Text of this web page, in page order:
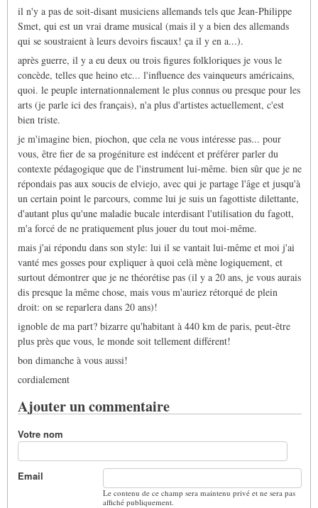
il n'y a pas de soit-disant musiciens allemands tels que Jean-Philippe
Smet, qui est un vrai drame musical (mais il y a bien des allemands
qui se soustraient à leurs devoirs fiscaux! ça il y en a...).
après guerre, il y a eu deux ou trois figures folkloriques je vous le
concède, telles que heino etc... l'influence des vainqueurs américains,
quoi. le peuple internationnalement le plus connus ou presque pour les
arts (je parle ici des français), n'a plus d'artistes actuellement, c'est
bien triste.
je m'imagine bien, piochon, que cela ne vous intéresse pas... pour
vous, être fier de sa progéniture est indécent et préférer parler du
contexte pédagogique que de l'instrument lui-même. bien sûr que je ne
répondais pas aux soucis de elviejo, avec qui je partage l'âge et jusqu'à
un certain point le parcours, comme lui je suis un fagottiste dilettante,
d'autant plus qu'une maladie bucale interdisant l'utilisation du fagott,
m'a forcé de ne pratiquement plus jouer du tout moi-même.
mais j'ai répondu dans son style: lui il se vantait lui-même et moi j'ai
vanté mes gosses pour expliquer à quoi celà mène logiquement, et
surtout démontrer que je ne théorétise pas (il y a 20 ans, je vous aurais
dis presque la même chose, mais vous m'auriez rétorqué de plein
droit: on se reparlera dans 20 ans)!
ignoble de ma part? bizarre qu'habitant à 440 km de paris, peut-être
plus près que vous, le monde soit tellement différent!
bon dimanche à vous aussi!
cordialement
Ajouter un commentaire
Votre nom
Email
Le contenu de ce champ sera maintenu privé et ne sera pas
affiché publiquement.